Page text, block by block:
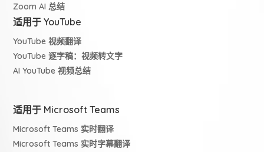
Zoom AI 总结
适用于 YouTube
YouTube 视频翻译
YouTube 逐字稿：视频转文字
AI YouTube 视频总结
适用于 Microsoft Teams
Microsoft Teams 实时翻译
Microsoft Teams 实时字幕翻译